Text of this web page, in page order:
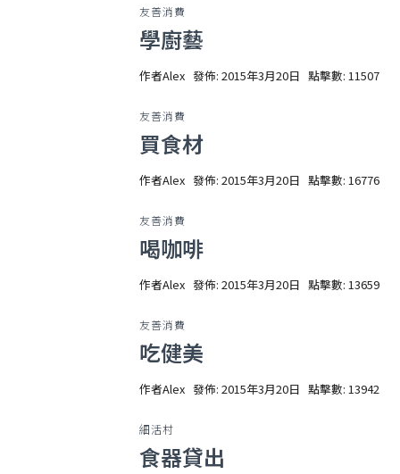
友善消費
學廚藝
作者Alex 發佈: 2015年3月20日 點擊數: 11507
友善消費
買食材
作者Alex 發佈: 2015年3月20日 點擊數: 16776
友善消費
喝咖啡
作者Alex 發佈: 2015年3月20日 點擊數: 13659
友善消費
吃健美
作者Alex 發佈: 2015年3月20日 點擊數: 13942
細活村
食器貸出